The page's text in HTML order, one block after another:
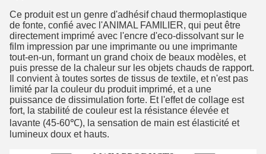
Ce produit est un genre d'adhésif chaud thermoplastique
de fonte, confié avec l'ANIMAL FAMILIER, qui peut être
directement imprimé avec l'encre d'eco-dissolvant sur le
film impression par une imprimante ou une imprimante
tout-en-un, formant un grand choix de beaux modèles, et
puis presse de la chaleur sur les objets chauds de rapport.
Il convient à toutes sortes de tissus de textile, et n'est pas
limité par la couleur du produit imprimé, et a une
puissance de dissimulation forte. Et l'effet de collage est
fort, la stabilité de couleur est la résistance élevée et
lavante (45-60℃), la sensation de main est élasticité et
lumineux doux et hauts.